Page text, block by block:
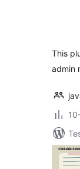
This
admin